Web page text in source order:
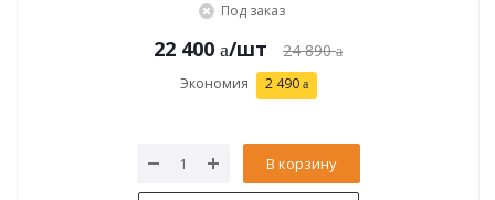
Под заказ
22 400 /шт 24 890
Экономия 2 490
В корзину